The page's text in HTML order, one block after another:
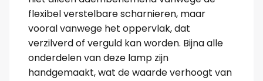
flexibel verstelbare scharnieren, maar
vooral vanwege het oppervlak, dat
verzilverd of verguld kan worden. Bijna alle
onderdelen van deze lamp zijn
handgemaakt, wat de waarde verhoogt van